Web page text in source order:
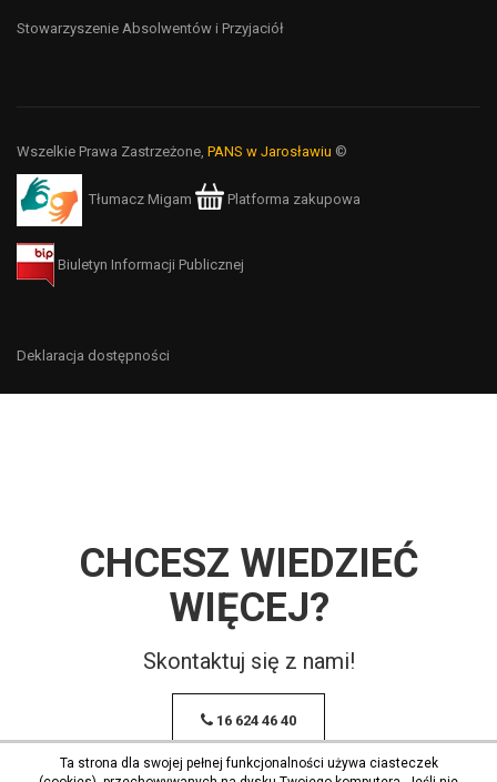
Stowarzyszenie Absolwentów i Przyjaciół
Wszelkie Prawa Zastrzeżone, PANS w Jarosławiu ©
Tłumacz Migam Platforma zakupowa
Biuletyn Informacji Publicznej
Deklaracja dostępności
CHCESZ WIEDZIEĆ
WIĘCEJ?
Skontaktuj się z nami!
16 624 46 40
Ta strona dla swojej pełnej funkcjonalności używa ciasteczek